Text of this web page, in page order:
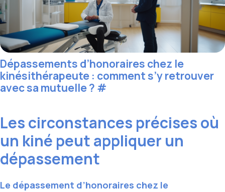
Dépassements d’honoraires chez le
kinésithérapeute : comment s’y retrouver
avec sa mutuelle ? #
Les circonstances précises où
un kiné peut appliquer un
dépassement
Le dépassement d’honoraires chez le